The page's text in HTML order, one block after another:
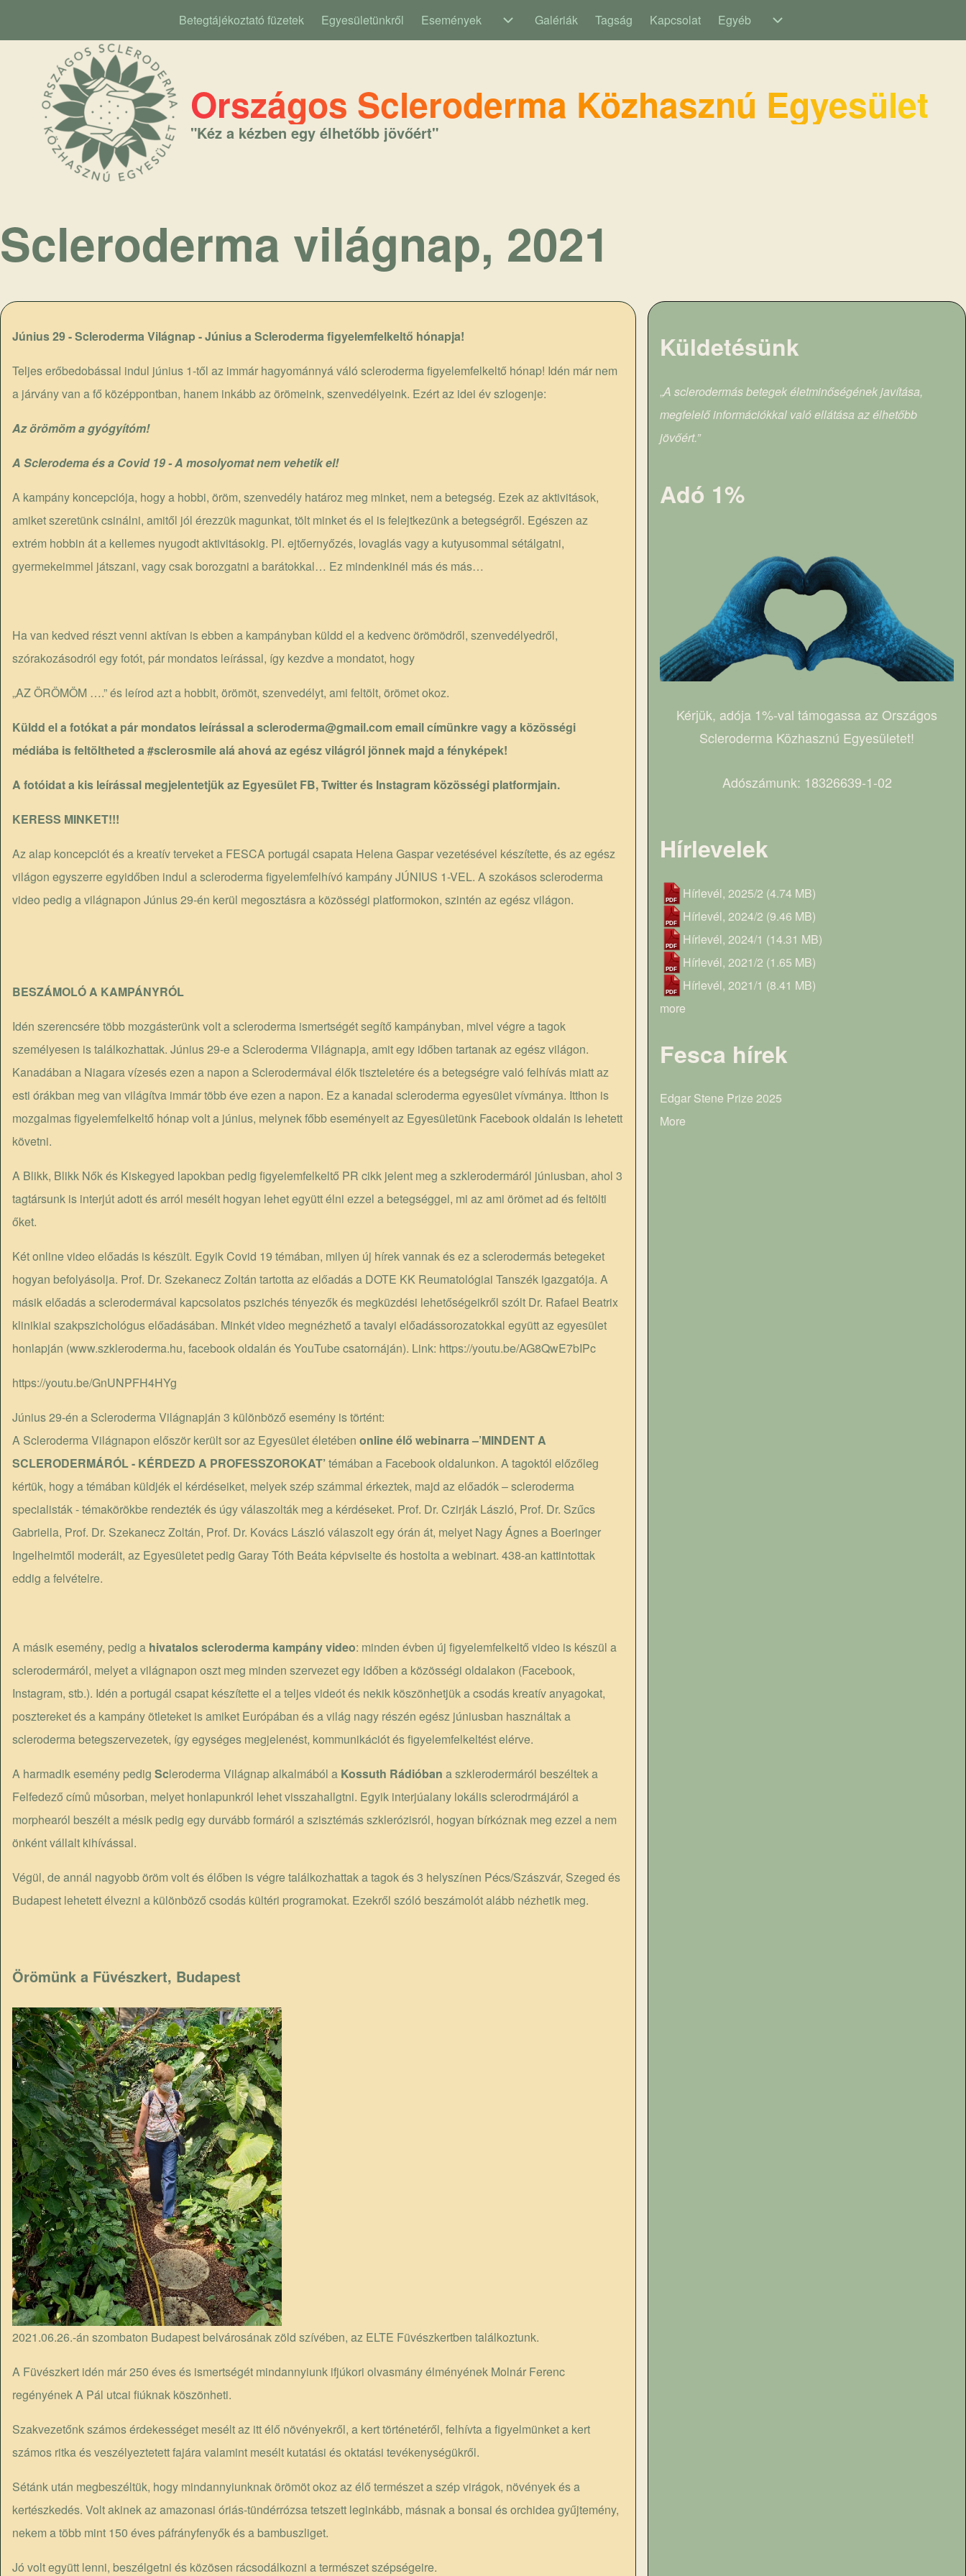
Main navigation Betegtájékoztató füzetek Egyesületünkről Események
Események sub-navigation
Galériák Tagság Kapcsolat Egyéb
Országos Scleroderma Közhasznú Egyesület
"Kéz a kézben egy élhetőbb jövőért"
Scleroderma világnap, 2021
Június 29 - Scleroderma Világnap - Június a Scleroderma figyelemfelkeltő hónapja!
Teljes erőbedobással indul június 1-től az immár hagyománnyá váló scleroderma figyelemfelkeltő hónap! Idén már nem
a járvány van a fő középpontban, hanem inkább az örömeink, szenvedélyeink. Ezért az idei év szlogenje:
Az örömöm a gyógyítóm!
A Sclerodema és a Covid 19 - A mosolyomat nem vehetik el!
A kampány koncepciója, hogy a hobbi, öröm, szenvedély határoz meg minket, nem a betegség. Ezek az aktivitások,
amiket szeretünk csinálni, amitől jól érezzük magunkat, tölt minket és el is felejtkezünk a betegségről. Egészen az
extrém hobbin át a kellemes nyugodt aktivitásokig. Pl. ejtőernyőzés, lovaglás vagy a kutyusommal sétálgatni,
gyermekeimmel játszani, vagy csak borozgatni a barátokkal… Ez mindenkinél más és más…
Ha van kedved részt venni aktívan is ebben a kampányban küldd el a kedvenc örömödről, szenvedélyedről,
szórakozásodról egy fotót, pár mondatos leírással, így kezdve a mondatot, hogy
„AZ ÖRÖMÖM ….” és leírod azt a hobbit, örömöt, szenvedélyt, ami feltölt, örömet okoz.
Küldd el a fotókat a pár mondatos leírással ascleroderma@gmail.comemail címünkre vagy a közösségi
médiába is feltöltheted a #sclerosmile alá ahová az egész világról jönnek majd a fényképek!
A fotóidat a kis leírással megjelentetjük az Egyesület FB, Twitter és Instagram közösségi platformjain.
KERESS MINKET!!!
Az alap koncepciót és a kreatív terveket a FESCA portugál csapata Helena Gaspar vezetésével készítette, és az egész
világon egyszerre egyidőben indul a scleroderma figyelemfelhívó kampány JÚNIUS 1-VEL. A szokásos scleroderma
video pedig a világnapon Június 29-én kerül megosztásra a közösségi platformokon, szintén az egész világon.
BESZÁMOLÓ A KAMPÁNYRÓL
Idén szerencsére több mozgásterünk volt a scleroderma ismertségét segítő kampányban, mivel végre a tagok
személyesen is találkozhattak. Június 29-e a Scleroderma Világnapja, amit egy időben tartanak az egész világon.
Kanadában a Niagara vízesés ezen a napon a Sclerodermával élők tiszteletére és a betegségre való felhívás miatt az
esti órákban meg van világítva immár több éve ezen a napon. Ez a kanadai scleroderma egyesület vívmánya. Itthon is
mozgalmas figyelemfelkeltő hónap volt a június, melynek főbb eseményeit az Egyesületünk Facebook oldalán is lehetett
követni.
A Blikk, Blikk Nők és Kiskegyed lapokban pedig figyelemfelkeltő PR cikk jelent meg a szklerodermáról júniusban, ahol 3
tagtársunk is interjút adott és arról mesélt hogyan lehet együtt élni ezzel a betegséggel, mi az ami örömet ad és feltölti
őket.
Két online video előadás is készült. Egyik Covid 19 témában, milyen új hírek vannak és ez a sclerodermás betegeket
hogyan befolyásolja. Prof. Dr. Szekanecz Zoltán tartotta az előadás a DOTE KK Reumatológiai Tanszék igazgatója. A
másik előadás a sclerodermával kapcsolatos pszichés tényezők és megküzdési lehetőségeikről szólt Dr. Rafael Beatrix
klinikiai szakpszichológus előadásában. Minkét video megnézhető a tavalyi előadássorozatokkal együtt az egyesület
honlapján (www.szkleroderma.hu, facebook oldalán és YouTube csatornáján). Link: https://youtu.be/AG8QwE7bIPc
https://youtu.be/GnUNPFH4HYg
Június 29-én a Scleroderma Világnapján 3 különböző esemény is történt:
A Scleroderma Világnapon először került sor az Egyesület életében online élő webinarra –’MINDENT A
SCLERODERMÁRÓL - KÉRDEZD A PROFESSZOROKAT’témában a Facebook oldalunkon. A tagoktól előzőleg
kértük, hogy a témában küldjék el kérdéseiket, melyek szép számmal érkeztek, majd az előadók – scleroderma
specialisták - témakörökbe rendezték és úgy válaszolták meg a kérdéseket. Prof. Dr. Czirják László, Prof. Dr. Szűcs
Gabriella, Prof. Dr. Szekanecz Zoltán, Prof. Dr. Kovács László válaszolt egy órán át, melyet Nagy Ágnes a Boeringer
Ingelheimtől moderált, az Egyesületet pedig Garay Tóth Beáta képviselte és hostolta a webinart. 438-an kattintottak
eddig a felvételre.
A másik esemény, pedig a hivatalos scleroderma kampány video: minden évben új figyelemfelkeltő video is készül a
sclerodermáról, melyet a világnapon oszt meg minden szervezet egy időben a közösségi oldalakon (Facebook,
Instagram, stb.). Idén a portugál csapat készítette el a teljes videót és nekik köszönhetjük a csodás kreatív anyagokat,
posztereket és a kampány ötleteket is amiket Európában és a világ nagy részén egész júniusban használtak a
scleroderma betegszervezetek, így egységes megjelenést, kommunikációt és figyelemfelkeltést elérve.
A harmadik esemény pedig Scleroderma Világnap alkalmából a Kossuth Rádióban a szklerodermáról beszéltek a
Felfedező címů můsorban, melyet honlapunkról lehet visszahallgtni. Egyik interjúalany lokális sclerodrmájáról a
morphearól beszélt a mésik pedig egy durvább formáról a szisztémás szklerózisról, hogyan bírkóznak meg ezzel a nem
önként vállalt kihívással.
Végül, de annál nagyobb öröm volt és élőben is végre találkozhattak a tagok és 3 helyszínen Pécs/Szászvár, Szeged és
Budapest lehetett élvezni a különböző csodás kültéri programokat. Ezekről szóló beszámolót alább nézhetik meg.
Örömünk a Füvészkert, Budapest
2021.06.26.-án szombaton Budapest belvárosának zöld szívében, az ELTE Füvészkertben találkoztunk.
A Füvészkert idén már 250 éves és ismertségét mindannyiunk ifjúkori olvasmány élményének Molnár Ferenc
regényénekA Pál utcai fiúknak köszönheti.
Szakvezetőnk számos érdekességet mesélt az itt élő növényekről, a kert történetéről, felhívta a figyelmünket a kert
számos ritka és veszélyeztetett fajára valamint mesélt kutatási és oktatási tevékenységükről.
Sétánk után megbeszéltük, hogy mindannyiunknak örömöt okoz az élő természet a szép virágok, növények és a
kertészkedés. Volt akinek azamazonasi óriás-tündérrózsa tetszett leginkább, másnak a bonsai és orchidea gyűjtemény,
nekem a több mint 150 éves páfrányfenyők és a bambuszliget.
Jó volt együtt lenni, beszélgetni és közösen rácsodálkozni a természet szépségeire.
Küldetésünk
„A sclerodermás betegek életminőségének javítása,
megfelelő információkkal való ellátása az élhetőbb
jövőért.”
Adó 1%
Kérjük, adója 1%-val támogassa az Országos
Scleroderma Közhasznú Egyesületet!
Adószámunk: 18326639-1-02
Hírlevelek
Hírlevél, 2025/2 (4.74 MB)
Hírlevél, 2024/2 (9.46 MB)
Hírlevél, 2024/1 (14.31 MB)
Hírlevél, 2021/2 (1.65 MB)
Hírlevél, 2021/1 (8.41 MB)
more
Fesca hírek
Edgar Stene Prize 2025
More